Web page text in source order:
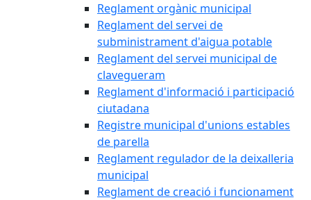
Reglament orgànic municipal
Reglament del servei de
subministrament d'aigua potable
Reglament del servei municipal de
clavegueram
Reglament d'informació i participació
ciutadana
Registre municipal d'unions estables
de parella
Reglament regulador de la deixalleria
municipal
Reglament de creació i funcionament